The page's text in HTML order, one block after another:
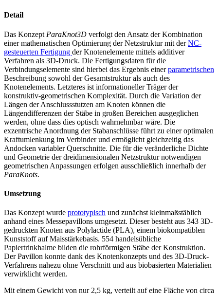
Detail
Das Konzept ParaKnot3D verfolgt den Ansatz der Kombination
einer mathematischen Optimierung der Netzstruktur mit derNC-
gesteuerten Fertigung der Knotenelemente mittels additiver
Verfahren als 3D-Druck. Die Fertigungsdaten für die
Verbindungselemente sind hierbei das Ergebnis einerparametrischen
Beschreibung sowohl der Gesamtstruktur als auch des
Knotenelements. Letzteres ist informationeller Träger der
konstruktiv-geometrischen Komplexität. Durch die Variation der
Längen der Anschlussstutzen am Knoten können die
Längendifferenzen der Stäbe in großen Bereichen ausgeglichen
werden, ohne dass dies optisch wahrnehmbar wäre. Die
exzentrische Anordnung der Stabanschlüsse führt zu einer optimalen
Kraftumlenkung im Verbinder und ermöglicht gleichzeitig das
Andocken variabler Querschnitte. Die für die veränderliche Dichte
und Geometrie der dreidimensionalen Netzstruktur notwendigen
geometrischen Anpassungen erfolgen ausschließlich innerhalb der
ParaKnots.
Umsetzung
Das Konzept wurde prototypisch und zunächst kleinmaßstäblich
anhand eines Messepavillons umgesetzt. Dieser besteht aus 343 3D-
gedruckten Knoten aus Polylactide (PLA), einem biokompatiblen
Kunststoff auf Maisstärkebasis. 554 handelsübliche
Papiertrinkhalme bilden die rohrförmigen Stäbe der Konstruktion.
Der Pavillon konnte dank des Knotenkonzepts und des 3D-Druck-
Verfahrens nahezu ohne Verschnitt und aus biobasierten Materialien
verwirklicht werden.
Mit einem Gewicht von nur 2,5 kg, verteilt auf eine Fläche von circa